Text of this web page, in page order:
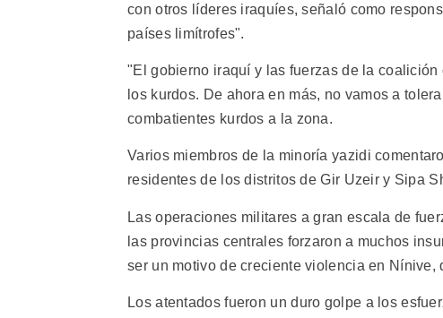
con otros líderes iraquíes, señaló como
países limítrofes".
"El gobierno iraquí y las fuerzas de la
los kurdos. De ahora en más, no vamos a
combatientes kurdos a la zona.
Varios miembros de la minoría yazidi
residentes de los distritos de Gir Uzeir y Sipa
Las operaciones militares a gran escala de
las provincias centrales forzaron a muchos
ser un motivo de creciente violencia en
Los atentados fueron un duro golpe a los